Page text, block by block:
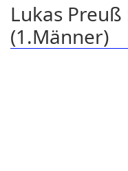
Lukas
(1.Männer)